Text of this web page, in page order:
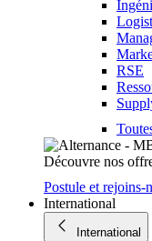
RSE
Découvre nos
Postule et rejoins-
International
International